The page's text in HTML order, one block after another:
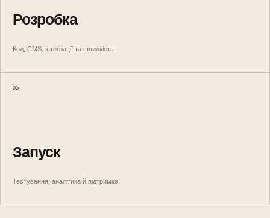
Розробка
Код, CMS, інтеграції та швидкість.
05
Запуск
Тестування, аналітика й підтримка.